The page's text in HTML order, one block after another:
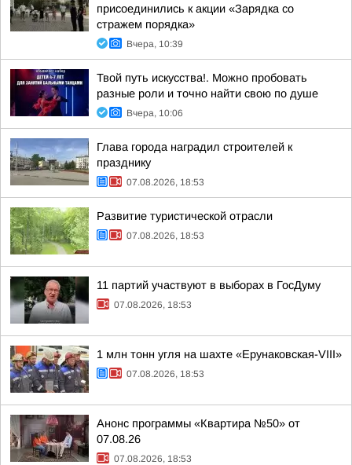
присоединились к акции «Зарядка со
стражем порядка»
Вчера, 10:39
Твой путь искусства!. Можно пробовать
разные роли и точно найти свою по душе
Вчера, 10:06
Глава города наградил строителей к
празднику
07.08.2026, 18:53
Развитие туристической отрасли
07.08.2026, 18:53
11 партий участвуют в выборах в ГосДуму
07.08.2026, 18:53
1 млн тонн угля на шахте «Ерунаковская-VIII»
07.08.2026, 18:53
Анонс программы «Квартира №50» от
07.08.26
07.08.2026, 18:53